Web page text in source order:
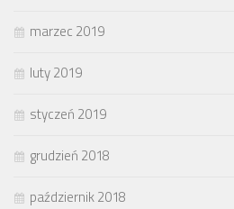
marzec 2019
luty 2019
styczeń 2019
grudzień 2018
październik 2018